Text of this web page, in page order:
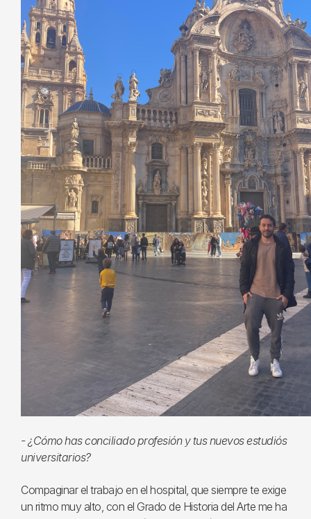
- ¿Cómo has conciliado profesión y tus nuevos estudiós
universitarios?
Compaginar el trabajo en el hospital, que siempre te exige
un ritmo muy alto, con el Grado de Historia del Arte me ha